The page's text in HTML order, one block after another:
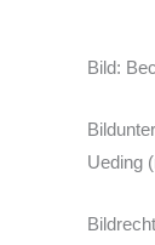
Bild:
Ueding